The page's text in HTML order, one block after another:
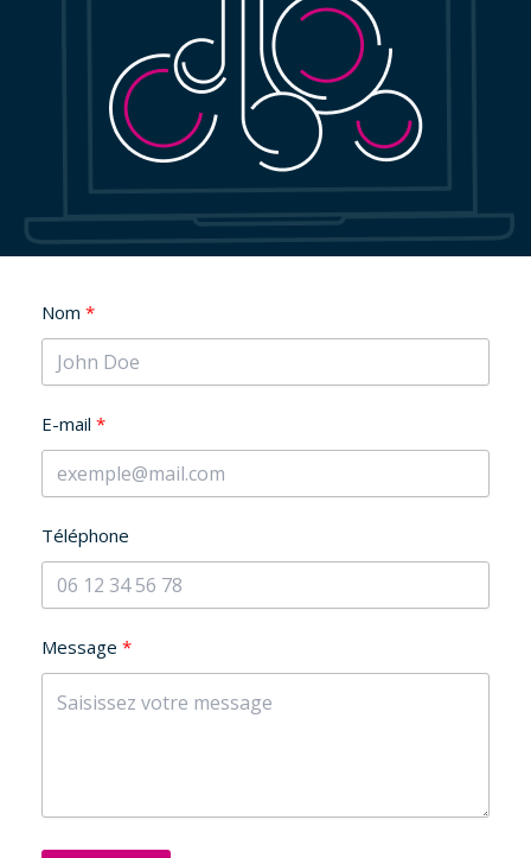
Nom
E-mail
Téléphone
Message